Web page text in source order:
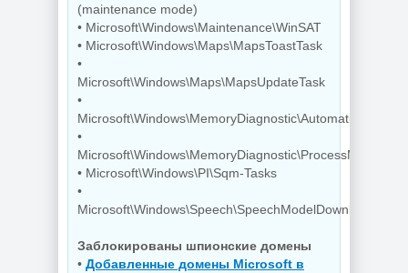
программ IObit
Uninstaller Pro
15.6.0.6
Дефрагментатор
дисков O&O
Professional +
Server 31.3 Build
26064 by KpoJIuK
NEW NEW
(maintenance mode)
• Microsoft\Windows\Maintenance\WinSAT
• Microsoft\Windows\Maps\MapsToastTask
•
Microsoft\Windows\Maps\MapsUpdateTask
•
•
• Microsoft\Windows\PI\Sqm-Tasks
•
Microsoft\Windows\Speech\SpeechModelDownloadTask
Заблокированы шпионские домены
• Добавленные домены Microsoft в